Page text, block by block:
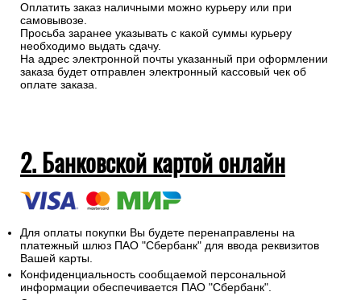
Оплатить заказ наличными можно курьеру или при
самовывозе.
Просьба заранее указывать с какой суммы курьеру
необходимо выдать сдачу.
На адрес электронной почты указанный при оформлении
заказа будет отправлен электронный кассовый чек об
оплате заказа.
2. Банковской картой онлайн
Для оплаты покупки Вы будете перенаправлены на
платежный шлюз ПАО "Сбербанк" для ввода реквизитов
Вашей карты.
Конфиденциальность сообщаемой персональной
информации обеспечивается ПАО "Сбербанк".